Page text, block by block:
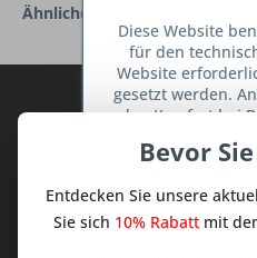
Ähnliche Artikel
Abonnieren Sie den
Sie keine Neuigkeit
Bevor
Entdecken Sie unsere
Sie sich 10% Rabattmit
Diese Website
für den
Website
gesetzt werden.
den Komfort bei
dienen oder
Netzwerken
werden nur mit